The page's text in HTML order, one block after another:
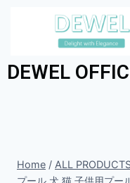
DEWEL
Home / ALL
プール 犬 猫 子供用プー